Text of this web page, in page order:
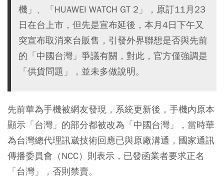
機」、「HUAWEI WATCH GT 2」，原訂11月23
日在台上市，但先是宣布延後，本月4日下午又
突宣布取消來台販售，引發外界聯想是否與先前
的「中國台灣」爭議有關，對此，官方僅強調是
「供貨問題」，並未多做說明。
先前華為手機被網友發現，系統更新後，手機內原本
顯示「台灣」的部分都被改為「中國台灣」，當時華
為台灣總代理訊崴技術回應已與原廠溝通，國家通訊
傳播委員會（NCC）則表示，已發函業者要求正名
「台灣」，否則禁賣。